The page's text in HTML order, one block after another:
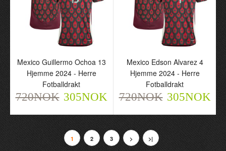
Mexico Pre-Match 2024 -
Herre Fotballdrakt
720NOK
Mexico 2024 Blå - Barn
Keeper Draktsett
720NOK
Mexico Guillermo Ochoa 13
Hjemme 2024 - Herre
Fotballdrakt
720NOK 305NOK
Mexico Edson Alvarez 4
Hjemme 2024 - Herre
Fotballdrakt
720NOK 305NOK
1 2 3 > >|